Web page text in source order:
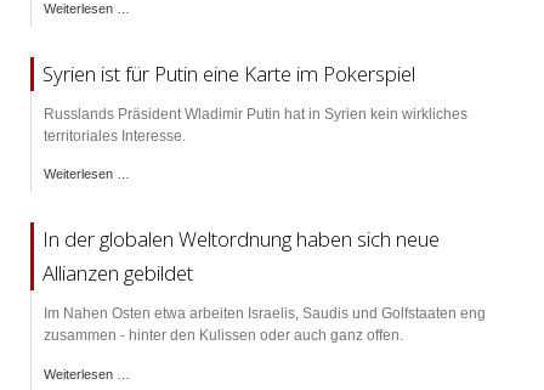
Weiterlesen …
Syrien ist für Putin eine Karte im Pokerspiel
Russlands Präsident Wladimir Putin hat in Syrien kein wirkliches
territoriales Interesse.
Weiterlesen …
In der globalen Weltordnung haben sich neue
Allianzen gebildet
Im Nahen Osten etwa arbeiten Israelis, Saudis und Golfstaaten eng
zusammen - hinter den Kulissen oder auch ganz offen.
Weiterlesen …